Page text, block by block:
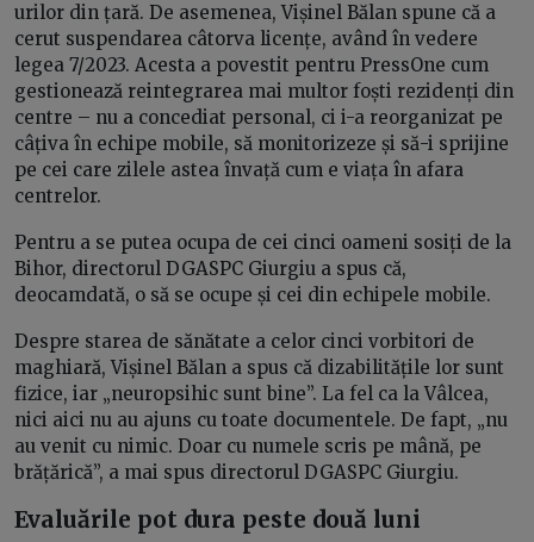
urilor din țară. De asemenea, Vișinel Bălan spune că a
cerut suspendarea câtorva licențe, având în vedere
legea 7/2023. Acesta a povestit pentru PressOne cum
gestionează reintegrarea mai multor foști rezidenți din
centre – nu a concediat personal, ci i-a reorganizat pe
câțiva în echipe mobile, să monitorizeze și să-i sprijine
pe cei care zilele astea învață cum e viața în afara
centrelor.
Pentru a se putea ocupa de cei cinci oameni sosiți de la
Bihor, directorul DGASPC Giurgiu a spus că,
deocamdată, o să se ocupe și cei din echipele mobile.
Despre starea de sănătate a celor cinci vorbitori de
maghiară, Vișinel Bălan a spus că dizabilitățile lor sunt
fizice, iar „neuropsihic sunt bine”. La fel ca la Vâlcea,
nici aici nu au ajuns cu toate documentele. De fapt, „nu
au venit cu nimic. Doar cu numele scris pe mână, pe
brățărică”, a mai spus directorul DGASPC Giurgiu.
Evaluările pot dura peste două luni